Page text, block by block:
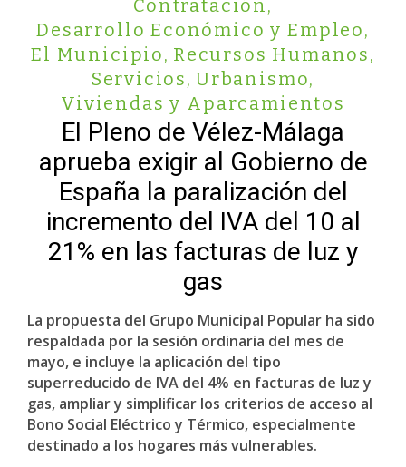
Contratación,
Desarrollo Económico y Empleo,
El Municipio, Recursos Humanos,
Servicios, Urbanismo,
Viviendas y Aparcamientos
El Pleno de Vélez-Málaga
aprueba exigir al Gobierno de
España la paralización del
incremento del IVA del 10 al
21% en las facturas de luz y
gas
La propuesta del Grupo Municipal Popular ha sido
respaldada por la sesión ordinaria del mes de
mayo, e incluye la aplicación del tipo
superreducido de IVA del 4% en facturas de luz y
gas, ampliar y simplificar los criterios de acceso al
Bono Social Eléctrico y Térmico, especialmente
destinado a los hogares más vulnerables.